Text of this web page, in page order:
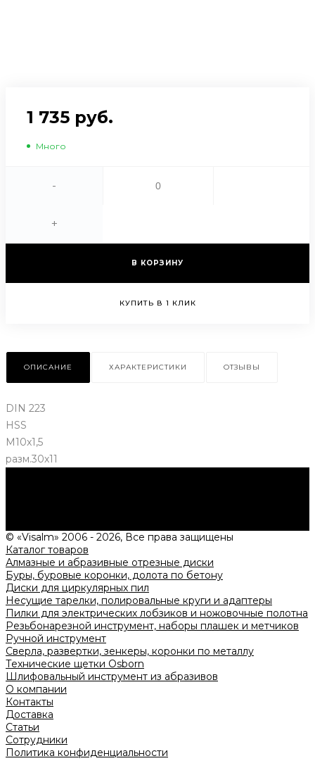
1 735 руб.
Много
-
+
В КОРЗИНУ
КУПИТЬ В 1 КЛИК
ОПИСАНИЕ ХАРАКТЕРИСТИКИ ОТЗЫВЫ
DIN 223
HSS
M10x1,5
разм.30х11
© «Visalm» 2006 - 2026, Все права защищены
Каталог товаров
Алмазные и абразивные отрезные диски
Буры, буровые коронки, долота по бетону
Диски для циркулярных пил
Несущие тарелки, полировальные круги и адаптеры
Пилки для электрических лобзиков и ножовочные полотна
Резьбонарезной инструмент, наборы плашек и метчиков
Ручной инструмент
Сверла, развертки, зенкеры, коронки по металлу
Технические щетки Osborn
Шлифовальный инструмент из абразивов
О компании
Контакты
Доставка
Статьи
Сотрудники
Политика конфиденциальности